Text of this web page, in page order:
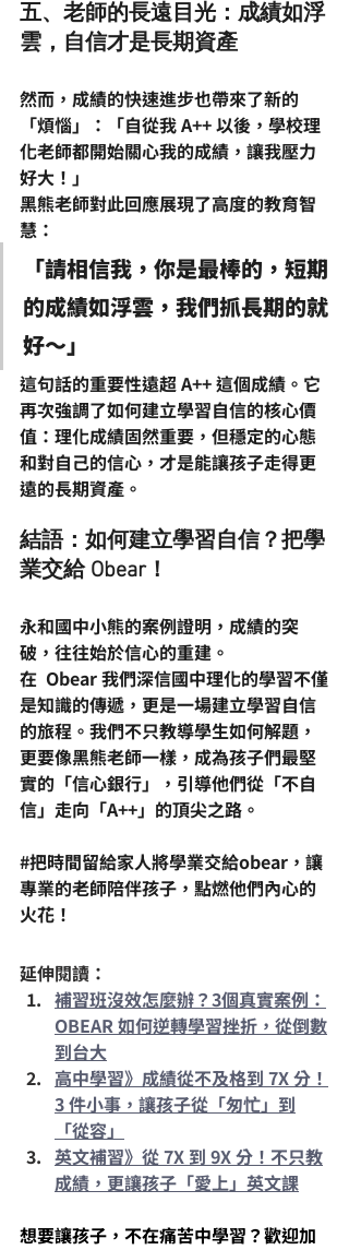
五、老師的長遠目光：成績如浮
雲，自信才是長期資產
然而，成績的快速進步也帶來了新的
「煩惱」：「自從我 A++ 以後，學校理
化老師都開始關心我的成績，讓我壓力
好大！」
黑熊老師對此回應展現了高度的教育智
慧：
「請相信我，你是最棒的，短期
的成績如浮雲，我們抓長期的就
好～」
這句話的重要性遠超 A++ 這個成績。它
再次強調了如何建立學習自信的核心價
值： 理化成績固然重要，但穩定的心態
和對自己的信心，才是能讓孩子走得更
遠的長期資產。
結語：如何建立學習自信？把學
業交給 Obear！
永和國中小熊的案例證明，成績的突
破，往往始於信心的重建。
在  Obear 我們深信國中理化的學習不僅
是知識的傳遞，更是一場建立學習自信
的旅程。我們不只教導學生如何解題，
更要像黑熊老師一樣，成為孩子們最堅
實的「信心銀行」，引導他們從「不自
信」走向「A++」的頂尖之路。
#把時間留給家人將學業交給obear ，讓
專業的老師陪伴孩子，點燃他們內心的
火花！
延伸閱讀：
補習班沒效怎麼辦？3個真實案例：
OBEAR 如何逆轉學習挫折，從倒數
到台大
高中學習》成績從不及格到 7X 分！
3 件小事，讓孩子從「匆忙」到
「從容」
英文補習》從 7X 到 9X 分！不只教
成績，更讓孩子「愛上」英文課
想要讓孩子，不在痛苦中學習？歡迎加